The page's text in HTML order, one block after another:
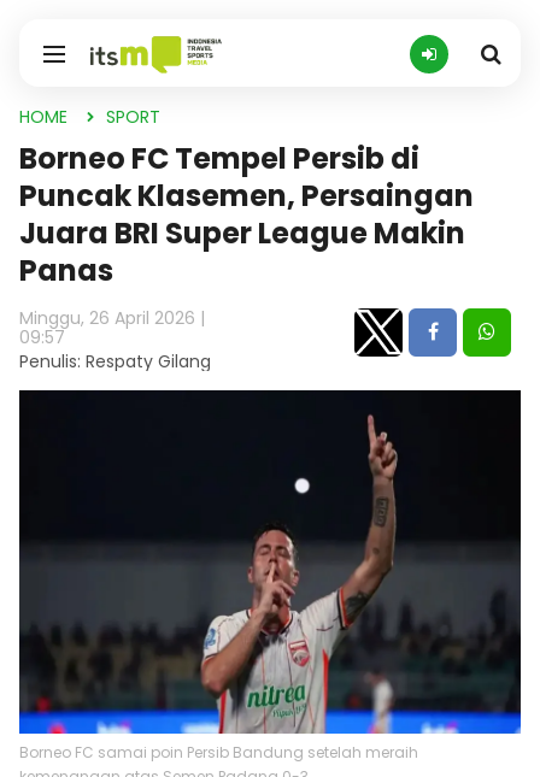
HOME SPORT
Borneo FC Tempel Persib di
Puncak Klasemen, Persaingan
Juara BRI Super League Makin
Panas
Minggu, 26 April 2026 |
09:57
Penulis: Respaty Gilang
Borneo FC samai poin Persib Bandung setelah meraih